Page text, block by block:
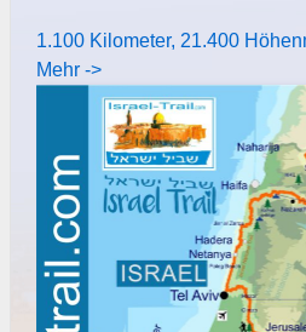
1.100 Kilometer, 21.400
Mehr ->